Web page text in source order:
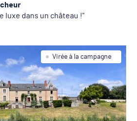
luxe dans un château !
Virée à la campagne